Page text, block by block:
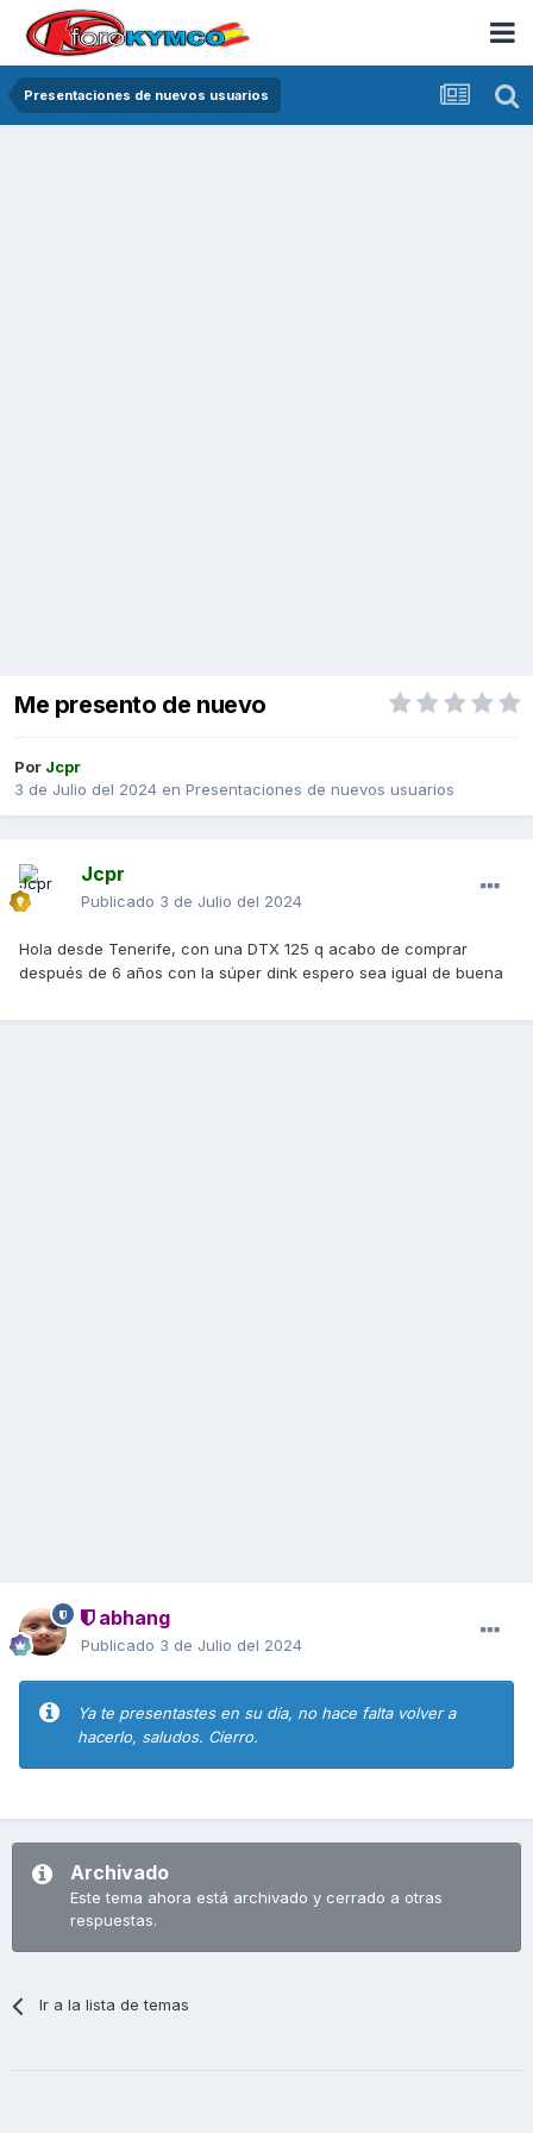
Presentaciones de nuevos usuarios
Me presento de nuevo
Por Jcpr
3 de Julio del 2024 en Presentaciones de nuevos usuarios
Jcpr
Publicado 3 de Julio del 2024
Hola desde Tenerife, con una DTX 125 q acabo de comprar
después de 6 años con la súper dink espero sea igual de buena
abhang
Publicado 3 de Julio del 2024
Ya te presentastes en su día, no hace falta volver a
hacerlo, saludos. Cierro.
Archivado
Este tema ahora está archivado y cerrado a otras
respuestas.
Ir a la lista de temas